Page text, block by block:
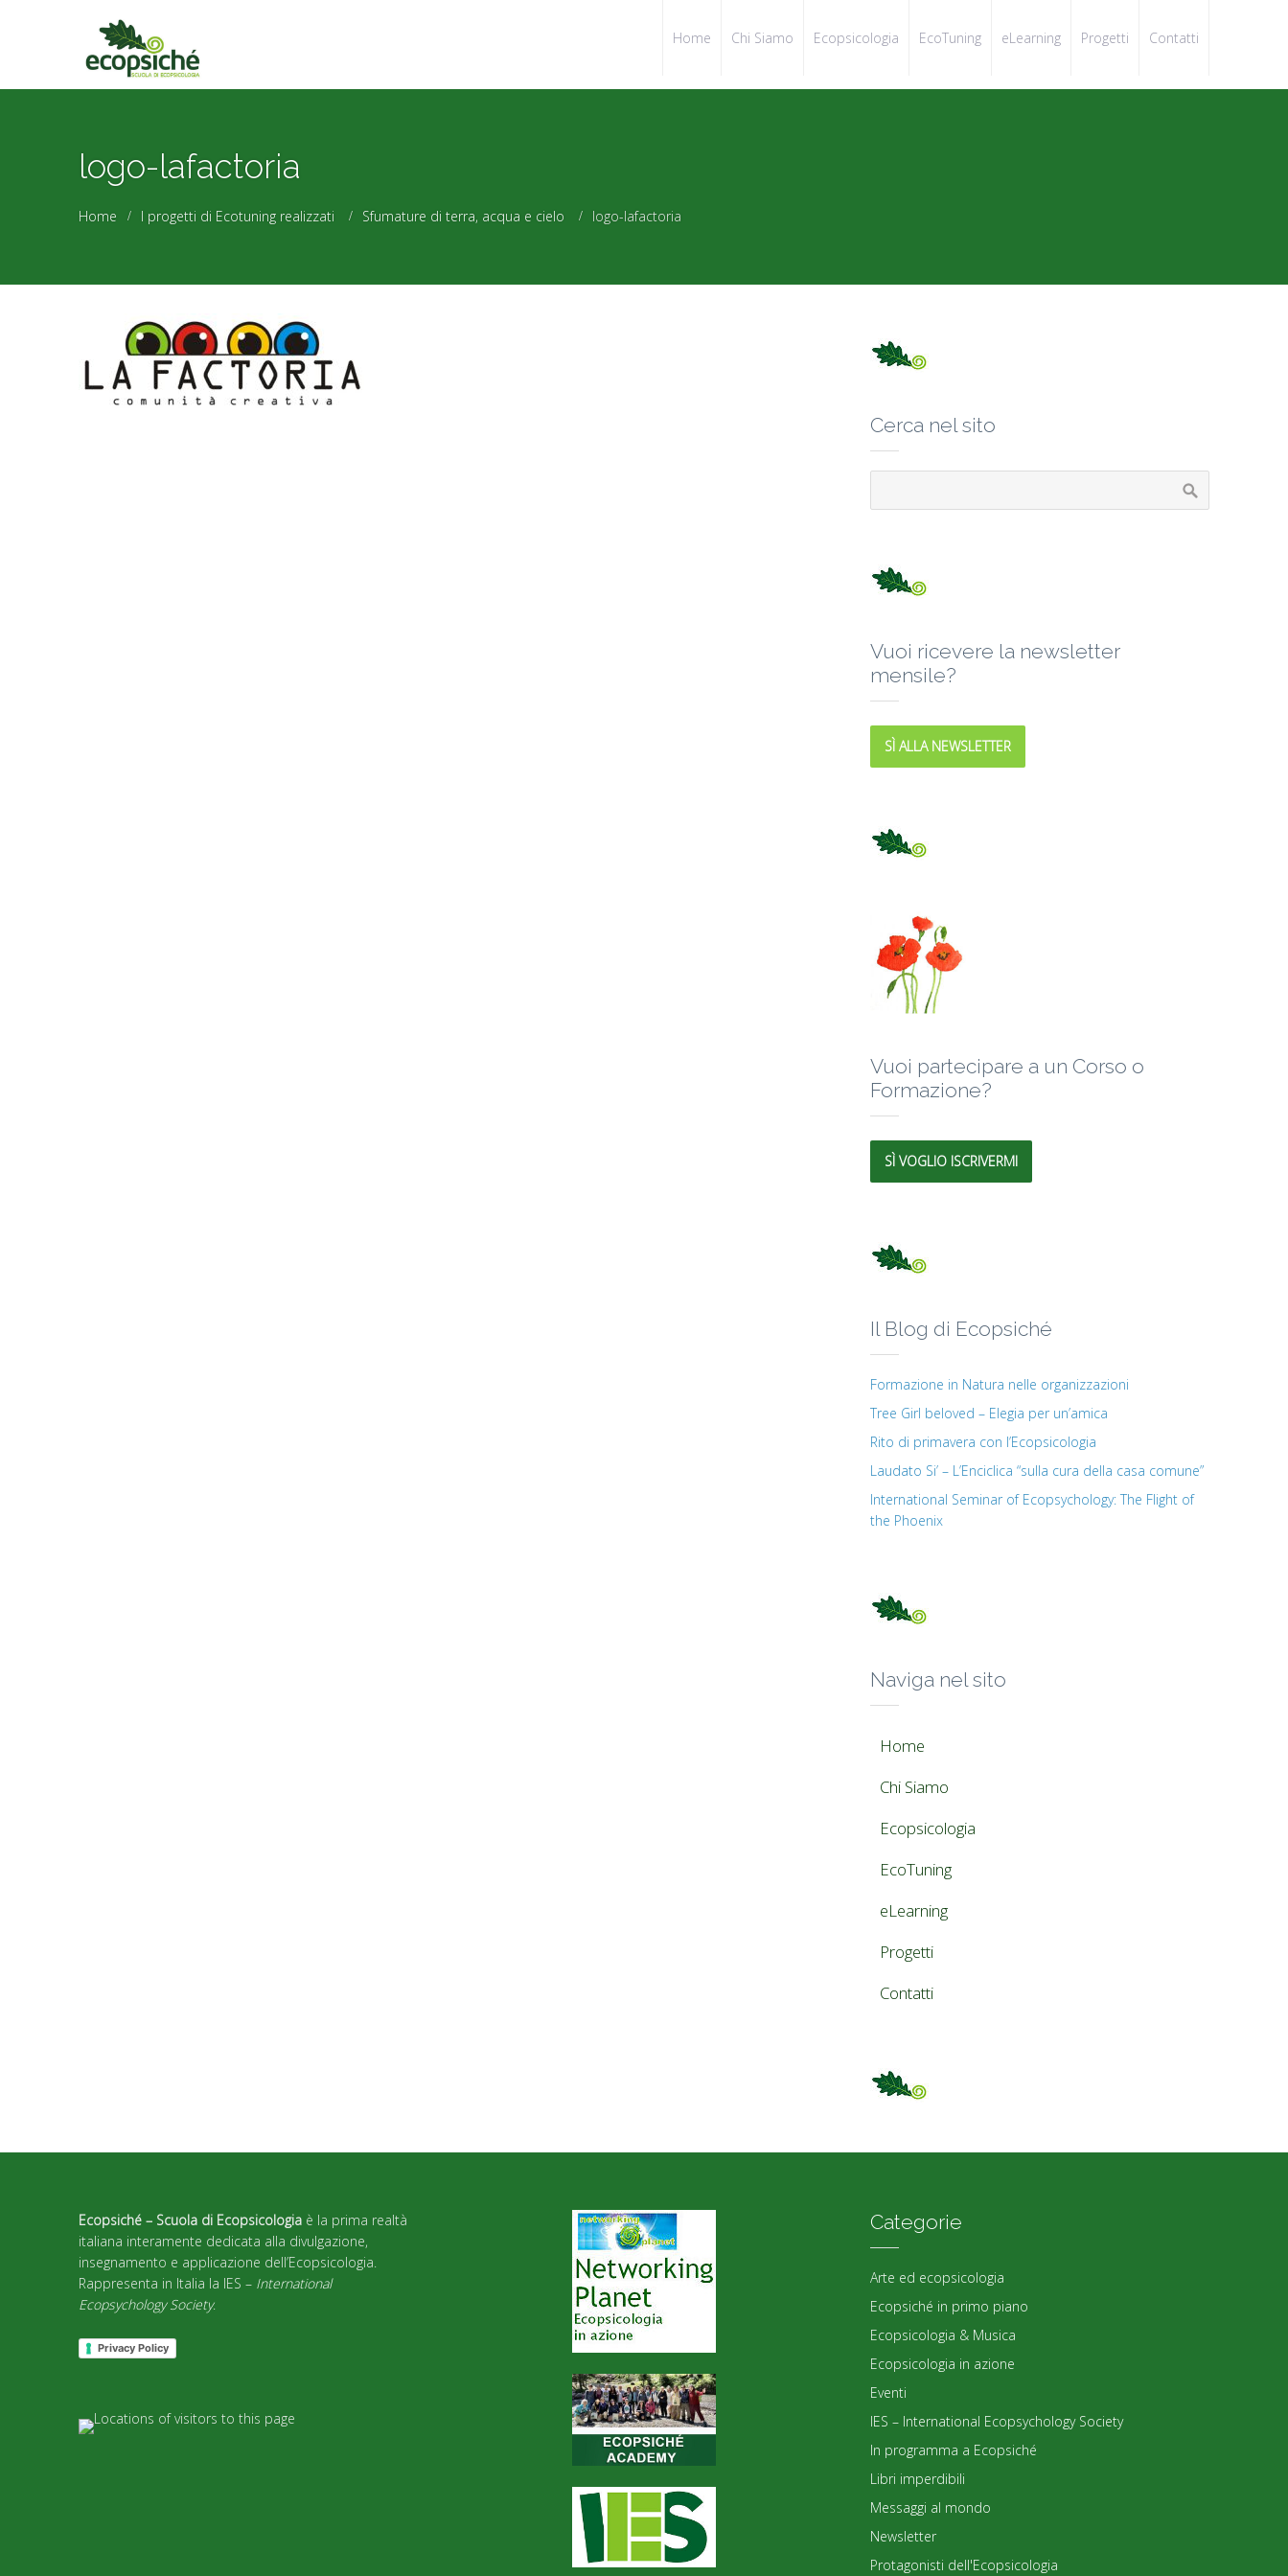
Home Chi Siamo Ecopsicologia EcoTuning eLearning Progetti Contatti
logo-lafactoria
Home I progetti di Ecotuning realizzati Sfumature di terra, acqua e cielo logo-lafactoria
Cerca nel sito
Vuoi ricevere la newsletter
mensile?
SÌ ALLA NEWSLETTER
Vuoi partecipare a un Corso o
Formazione?
SÌ VOGLIO ISCRIVERMI
Il Blog di Ecopsiché
Formazione in Natura nelle organizzazioni
Tree Girl beloved – Elegia per un’amica
Rito di primavera con l’Ecopsicologia
Laudato Si’ – L’Enciclica “sulla cura della casa comune”
International Seminar of Ecopsychology: The Flight of
the Phoenix
Naviga nel sito
Home
Chi Siamo
Ecopsicologia
EcoTuning
eLearning
Progetti
Contatti
Ecopsiché – Scuola di Ecopsicologia è la prima realtà
italiana interamente dedicata alla divulgazione,
insegnamento e applicazione dell’Ecopsicologia.
Rappresenta in Italia la IES – International
Ecopsychology Society.
Privacy Policy
Categorie
Arte ed ecopsicologia
Ecopsiché in primo piano
Ecopsicologia & Musica
Ecopsicologia in azione
Eventi
IES – International Ecopsychology Society
In programma a Ecopsiché
Libri imperdibili
Messaggi al mondo
Newsletter
Protagonisti dell'Ecopsicologia